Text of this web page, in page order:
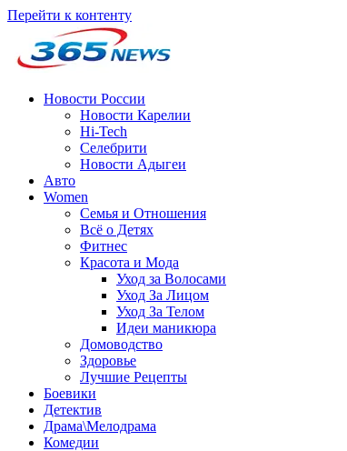
Перейти к контенту
Новости России
Новости Карелии
Hi-Tech
Селебрити
Новости Адыгеи
Авто
Women
Семья и Отношения
Всё о Детях
Фитнес
Красота и Мода
Уход за Волосами
Уход За Лицом
Уход За Телом
Идеи маникюра
Домоводство
Здоровье
Лучшие Рецепты
Боевики
Детектив
Драма\Мелодрама
Комедии